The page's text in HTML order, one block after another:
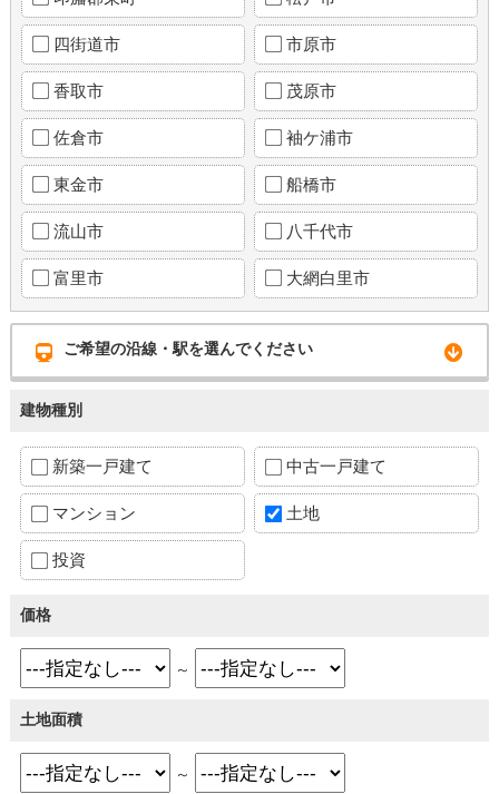
四街道市 市原市
香取市 茂原市
佐倉市 袖ケ浦市
東金市 船橋市
流山市 八千代市
富里市 大網白里市
ご希望の沿線・駅を選んでください
建物種別
新築一戸建て 中古一戸建て
マンション 土地
投資
価格
～
土地面積
～